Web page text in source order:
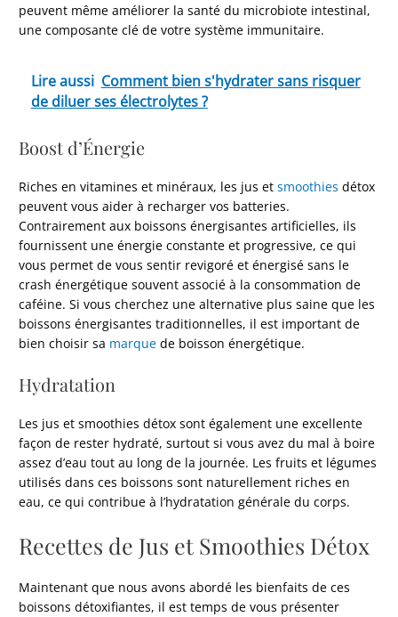
peuvent même améliorer la santé du microbiote intestinal,
une composante clé de votre système immunitaire.
Lire aussi Comment bien s'hydrater sans risquer
de diluer ses électrolytes ?
Boost d’Énergie
Riches en vitamines et minéraux, les jus et smoothies détox
peuvent vous aider à recharger vos batteries.
Contrairement aux boissons énergisantes artificielles, ils
fournissent une énergie constante et progressive, ce qui
vous permet de vous sentir revigoré et énergisé sans le
crash énergétique souvent associé à la consommation de
caféine. Si vous cherchez une alternative plus saine que les
boissons énergisantes traditionnelles, il est important de
bien choisir sa marque de boisson énergétique.
Hydratation
Les jus et smoothies détox sont également une excellente
façon de rester hydraté, surtout si vous avez du mal à boire
assez d’eau tout au long de la journée. Les fruits et légumes
utilisés dans ces boissons sont naturellement riches en
eau, ce qui contribue à l’hydratation générale du corps.
Recettes de Jus et Smoothies Détox
Maintenant que nous avons abordé les bienfaits de ces
boissons détoxifiantes, il est temps de vous présenter